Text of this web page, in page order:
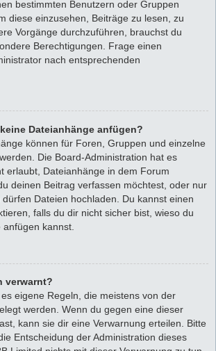
bestimmten Benutzern oder Gruppen
diese einzusehen, Beiträge zu lesen, zu
Vorgänge durchzuführen, brauchst du
Berechtigungen. Frage einen
nach entsprechenden
Dateianhänge anfügen?
können für Foren, Gruppen und einzelne
Die Board-Administration hat es
erlaubt, Dateianhänge in dem Forum
deinen Beitrag verfassen möchtest, oder nur
Dateien hochladen. Du kannst einen
falls du dir nicht sicher bist, wieso du
kannst.
verwarnt?
eigene Regeln, die meistens von der
werden. Wenn du gegen eine dieser
kann sie dir eine Verwarnung erteilen. Bitte
Entscheidung der Administration dieses